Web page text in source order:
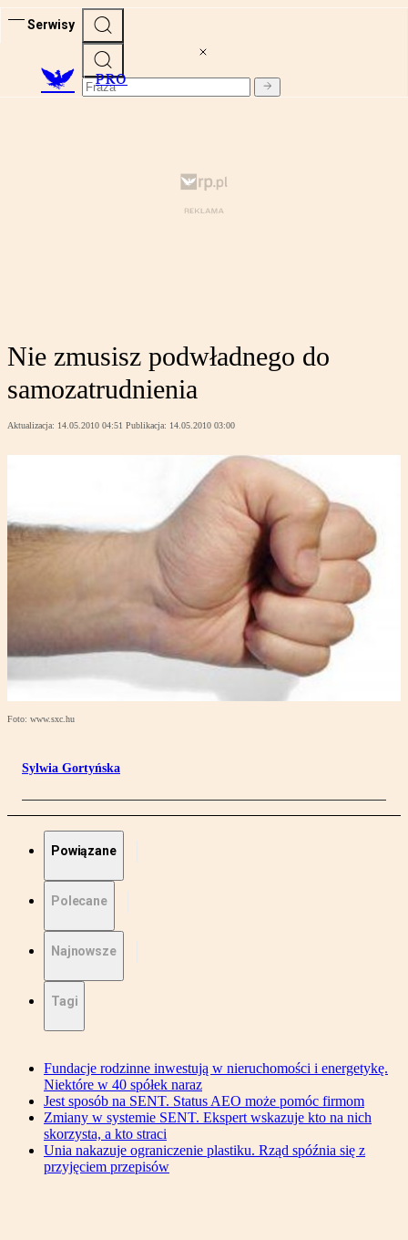
Serwisy
PRO
Nie zmusisz podwładnego do
samozatrudnienia
Aktualizacja: 14.05.2010 04:51 Publikacja: 14.05.2010 03:00
Foto: www.sxc.hu
Sylwia Gortyńska
Powiązane
Polecane
Najnowsze
Tagi
Fundacje rodzinne inwestują w nieruchomości i energetykę.
Niektóre w 40 spółek naraz
Jest sposób na SENT. Status AEO może pomóc firmom
Zmiany w systemie SENT. Ekspert wskazuje kto na nich
skorzysta, a kto straci
Unia nakazuje ograniczenie plastiku. Rząd spóźnia się z
przyjęciem przepisów